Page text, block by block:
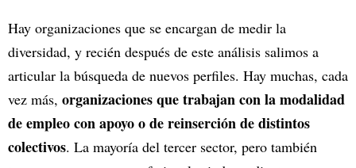
Hay organizaciones que se encargan de medir la
diversidad, y recién después de este análisis salimos a
articular la búsqueda de nuevos perfiles. Hay muchas, cada
vez más, organizaciones que trabajan con la modalidad
de empleo con apoyo o de reinserción de distintos
colectivos. La mayoría del tercer sector, pero también